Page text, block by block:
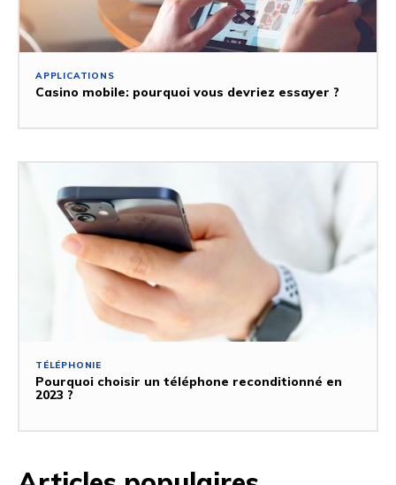
APPLICATIONS
Casino mobile: pourquoi vous devriez essayer ?
TÉLÉPHONIE
Pourquoi choisir un téléphone reconditionné en
2023 ?